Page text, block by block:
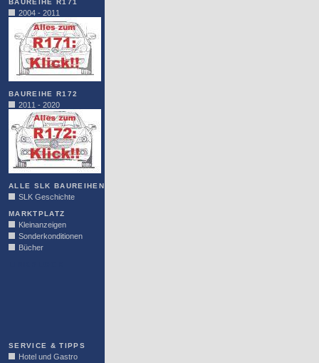
BAUREIHE R171
2004 - 2011
BAUREIHE R172
2011 - 2020
ALLE SLK BAUREIHEN
SLK Geschichte
MARKTPLATZ
Kleinanzeigen
Sonderkonditionen
Bücher
SERVICE & TIPPS
Hotel und Gastro